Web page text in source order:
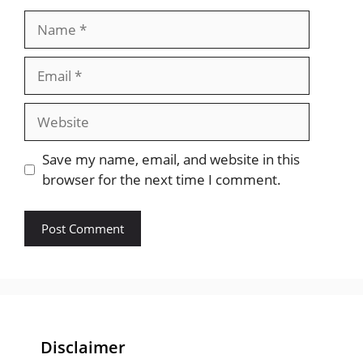
Website
Save my name, email, and website in this
browser for the next time I comment.
Disclaimer